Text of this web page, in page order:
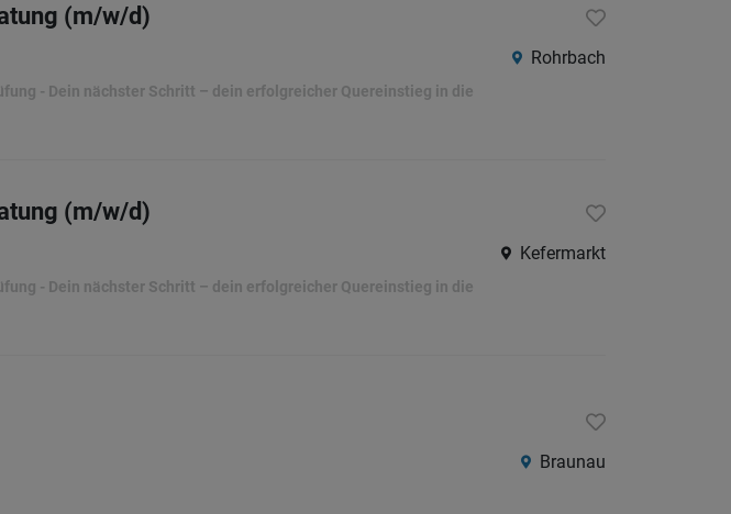
(m/w/d)
Rohrbach
- Dein nächster Schritt – dein erfolgreicher Quereinstieg in die
(m/w/d)
Kefermarkt
- Dein nächster Schritt – dein erfolgreicher Quereinstieg in die
Braunau